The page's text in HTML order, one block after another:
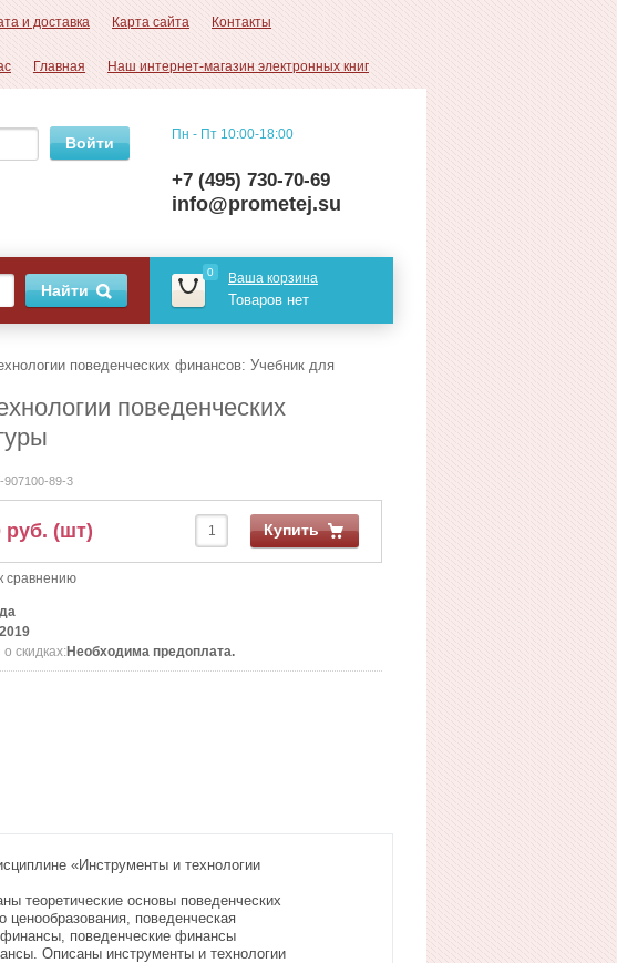
и доставка Карта сайта Контакты
Главная Наш интернет-магазин электронных книг
Пн - Пт 10:00-18:00
+7 (495) 730-70-69
info@prometej.su
0 Ваша корзина
Товаров нет
поведенческих финансов: Учебник для
поведенческих
907100-89-3
руб. (шт) Купить
сравнению
да
2019
скидках:Необходима предоплата.
«Инструменты и технологии
теоретические основы поведенческих
ценообразования, поведенческая
поведенческие финансы
Описаны инструменты и технологии